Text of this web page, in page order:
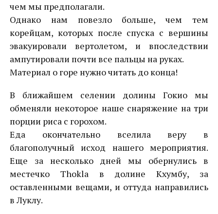
чем мы предполагали.
Однако нам повезло больше, чем тем
корейцам, которых после спуска с вершины
эвакуировали вертолетом, и впоследствии
ампутировали почти все пальцы на руках.
Материал о горе нужно читать до конца!
В ближайшем селении долины Гокио мы
обменяли некоторое наше снаряжение на три
порции риса с горохом.
Еда окончательно вселила веру в
благополучный исход нашего мероприятия.
Еще за несколько дней мы обернулись в
местечко Thokla в долине Кхумбу, за
оставленными вещами, и оттуда направились
в Луклу.